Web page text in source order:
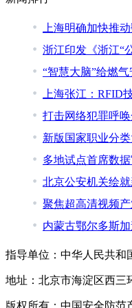
上海明确加快推
浙江印发《浙江“
“智慧大脑”给燃
上海张江：RFID
打击网络犯罪呼
新版国家职业分
多地试点首席数
北京公安机关绘
聚焦超高清视频
内蒙古鄂尔多斯
指导单位：中华人民共和
地址：北京市海淀区西三
版权所有：中国安全防范